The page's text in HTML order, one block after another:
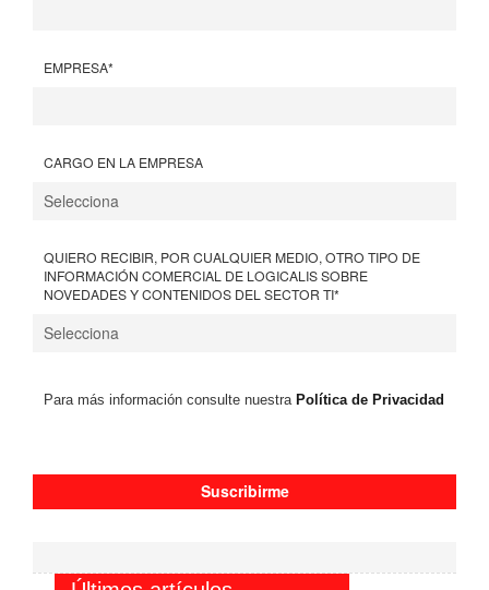
EMPRESA*
CARGO EN LA EMPRESA
QUIERO RECIBIR, POR CUALQUIER MEDIO, OTRO TIPO DE
INFORMACIÓN COMERCIAL DE LOGICALIS SOBRE
NOVEDADES Y CONTENIDOS DEL SECTOR TI*
Para más información consulte nuestra Política de Privacidad